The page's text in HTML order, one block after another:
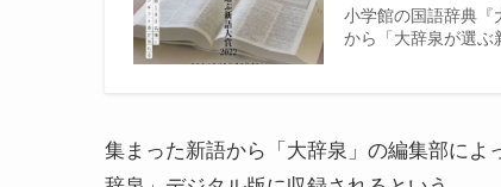
小学館の国語辞典『
から「大辞泉が選
集まった新語から「大辞泉」の編集部によ